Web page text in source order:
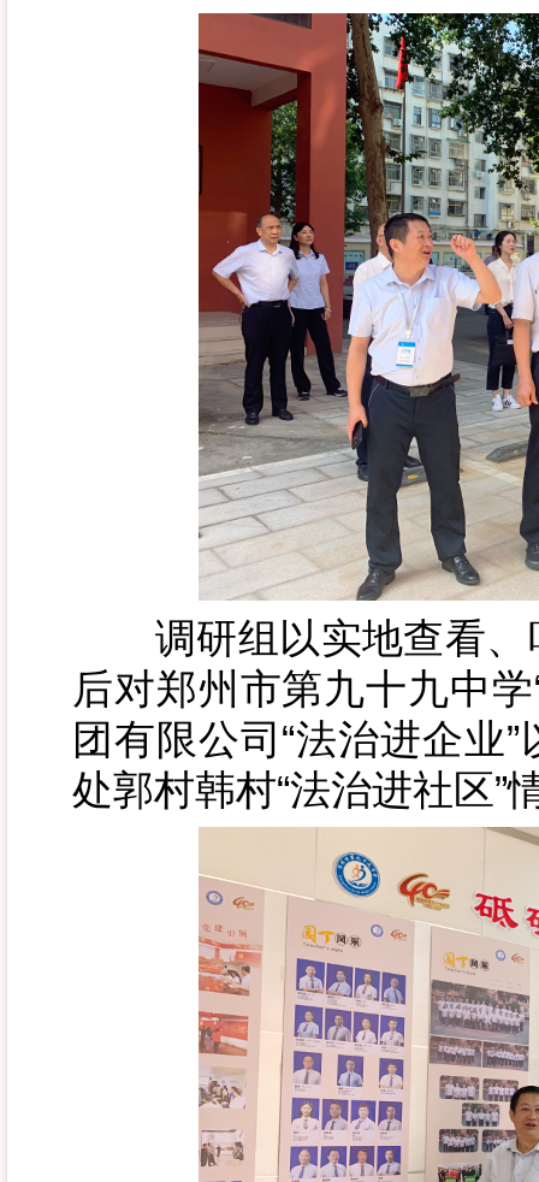
调研组以实地查看、
后对郑州市第九十九中
团有限公司“法治进企业
处郭村韩村“法治进社区”